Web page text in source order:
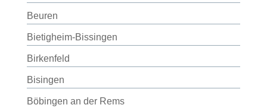
Beuren
Bietigheim-Bissingen
Birkenfeld
Bisingen
Böbingen an der Rems